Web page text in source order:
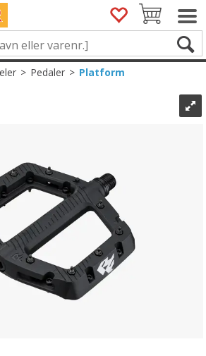
>Pedaler>Platform